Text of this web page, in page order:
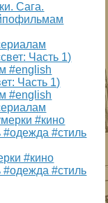
Сага.
Часть 1)
#english
#кино
#стиль